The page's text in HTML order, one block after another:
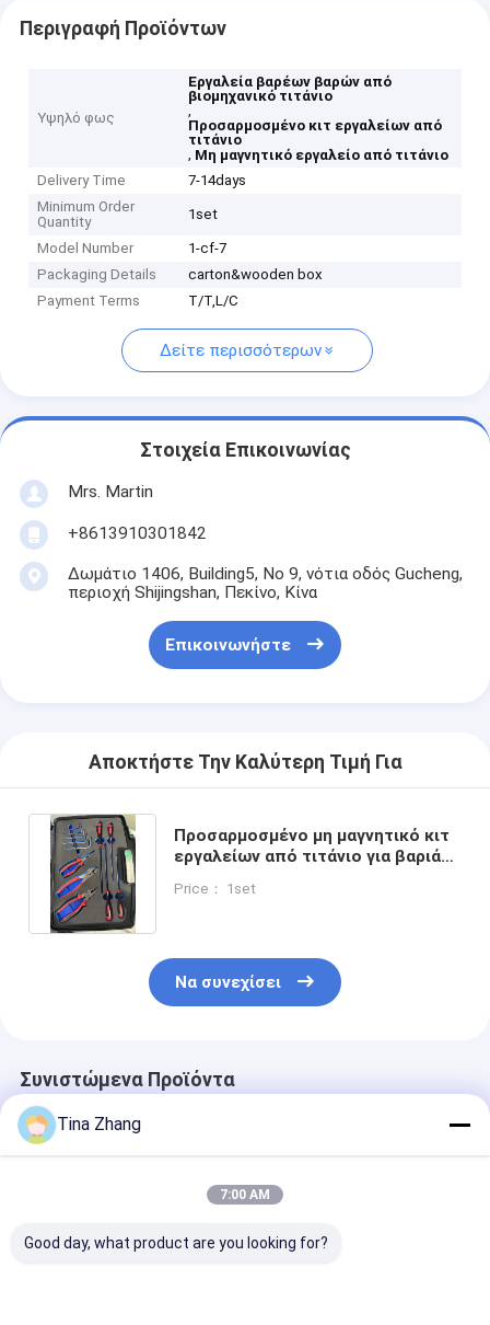
Περιγραφή Προϊόντων
Υψηλό φως
Εργαλεία βαρέων βαρών από
βιομηχανικό τιτάνιο
,
Προσαρμοσμένο κιτ εργαλείων από
τιτάνιο
, Μη μαγνητικό εργαλείο από τιτάνιο
Delivery Time
7-14days
Minimum Order
Quantity
1set
Model Number
1-cf-7
Packaging Details
carton&wooden box
Payment Terms
T/T,L/C
Δείτε περισσότερων
Στοιχεία Επικοινωνίας
Mrs. Martin
+8613910301842
Δωμάτιο 1406, Building5, Νο 9, νότια οδός Gucheng,
περιοχή Shijingshan, Πεκίνο, Κίνα
Επικοινωνήστε
Αποκτήστε Την Καλύτερη Τιμή Για
Προσαρμοσμένο μη μαγνητικό κιτ
εργαλείων από τιτάνιο για βαριά
Price： 1set
Να συνεχίσει
Συνιστώμενα Προϊόντα
Tina Zhang
7:00 AM
Good day, what product are you looking for?